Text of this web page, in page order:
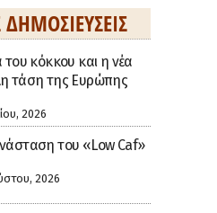
του κόκκου και η νέα
τάση της Ευρώπης
2026
του «Low Caf»
2026